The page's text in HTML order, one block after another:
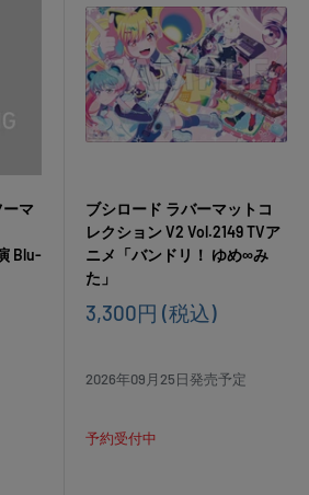
ーマ
Blu-
ブシロード ラバーマットコ
レクション V2 Vol.2149 TVア
ニメ「バンドリ！ ゆめ∞み
た」
販
格
3,300円 (税込)
2026年09月25日発売予定
予約受付中